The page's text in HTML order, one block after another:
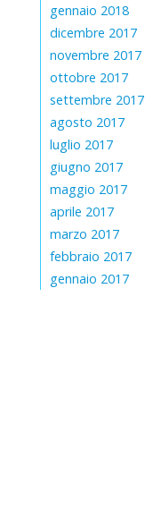
gennaio 2018
dicembre 2017
novembre 2017
ottobre 2017
settembre 2017
agosto 2017
luglio 2017
giugno 2017
maggio 2017
aprile 2017
marzo 2017
febbraio 2017
gennaio 2017